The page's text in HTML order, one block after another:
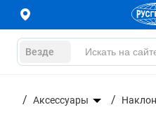
Везде
Аксессуары